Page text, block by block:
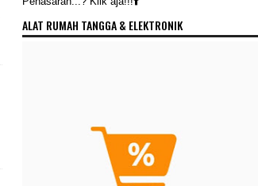
ALAT RUMAH TANGGA & ELEKTRONIK